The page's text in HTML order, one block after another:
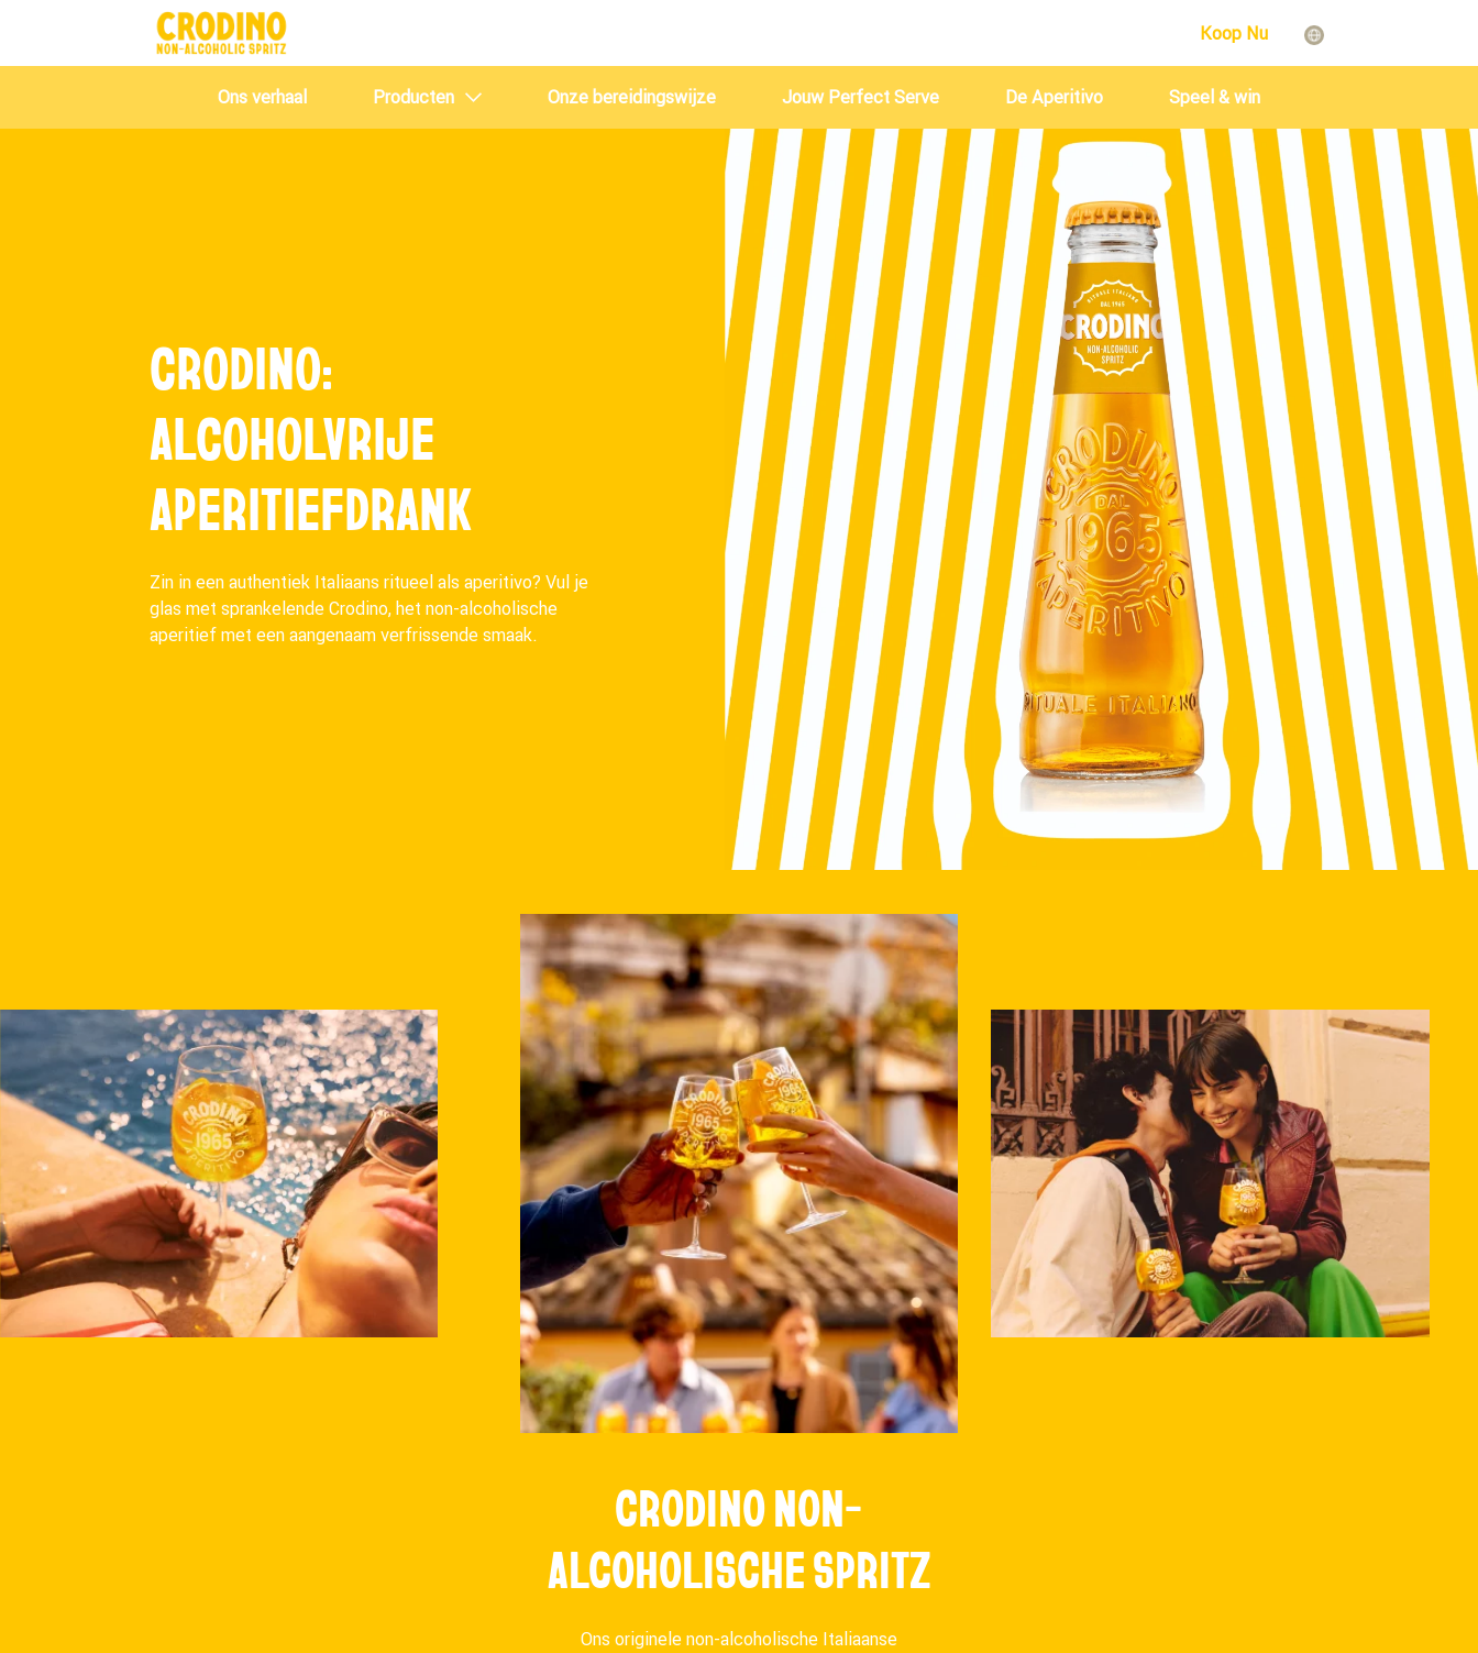
Koop Nu
Ons verhaal Producten
Crodino Rosso
Onze bereidingswijze Jouw Perfect Serve De Aperitivo Speel & win
CRODINO:
ALCOHOLVRIJE
APERITIEFDRANK
Zin in een authentiek Italiaans ritueel als aperitivo? Vul je
glas met sprankelende Crodino, het non-alcoholische
aperitief met een aangenaam verfrissende smaak.
CRODINO NON-
ALCOHOLISCHE SPRITZ
Ons originele non-alcoholische Italiaanse